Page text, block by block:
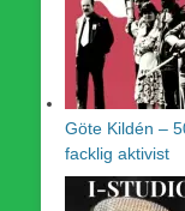
Göte Kildén –
facklig aktivist